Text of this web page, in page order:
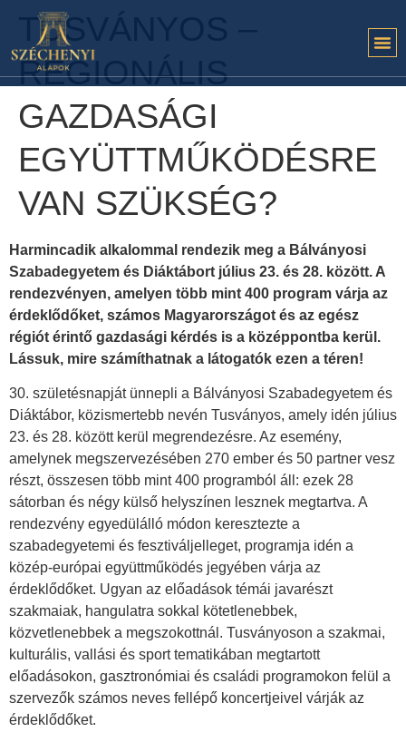
TUSVÁNYOS –
REGIONÁLIS
GAZDASÁGI
EGYÜTTMŰKÖDÉSRE
VAN SZÜKSÉG?
Harmincadik alkalommal rendezik meg a Bálványosi
Szabadegyetem és Diáktábort július 23. és 28. között. A
rendezvényen, amelyen több mint 400 program várja az
érdeklődőket, számos Magyarországot és az egész
régiót érintő gazdasági kérdés is a középpontba kerül.
Lássuk, mire számíthatnak a látogatók ezen a téren!
30. születésnapját ünnepli a Bálványosi Szabadegyetem és
Diáktábor, közismertebb nevén Tusványos, amely idén július
23. és 28. között kerül megrendezésre. Az esemény,
amelynek megszervezésében 270 ember és 50 partner vesz
részt, összesen több mint 400 programból áll: ezek 28
sátorban és négy külső helyszínen lesznek megtartva. A
rendezvény egyedülálló módon keresztezte a
szabadegyetemi és fesztiváljelleget, programja idén a
közép-európai együttműködés jegyében várja az
érdeklődőket. Ugyan az előadások témái javarészt
szakmaiak, hangulatra sokkal kötetlenebbek,
közvetlenebbek a megszokottnál. Tusványoson a szakmai,
kulturális, vallási és sport tematikában megtartott
előadásokon, gasztronómiai és családi programokon felül a
szervezők számos neves fellépő koncertjeivel várják az
érdeklődőket.